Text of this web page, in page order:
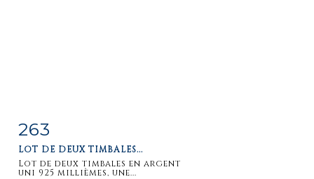
Fiche
263
LOT DE DEUX TIMBALES...
Lot de deux timbales en argent
uni 925 millièmes, une...